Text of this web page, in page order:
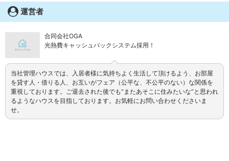
運営者
合同会社OGA
光熱費キャッシュバックシステム採用！
当社管理ハウスでは、入居者様に気持ちよく生活して頂けるよう、お部屋
を貸す人・借りる人、お互いがフェア（公平な、不公平のない）な関係を
重視しております。ご退去された後でも“またあそこに住みたいな”と思われ
るようなハウスを目指しております。お気軽にお問い合わせくださいま
せ。